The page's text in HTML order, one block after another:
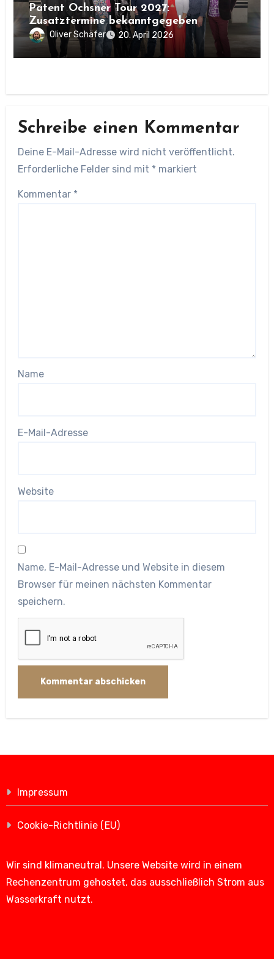
Patent Ochsner Tour 2027:
Zusatztermine bekanntgegeben
Oliver Schäfer 20. April 2026
Schreibe einen Kommentar
Deine E-Mail-Adresse wird nicht veröffentlicht.
Erforderliche Felder sind mit * markiert
Kommentar *
Name
E-Mail-Adresse
Website
Name, E-Mail-Adresse und Website in diesem
Browser für meinen nächsten Kommentar
speichern.
Impressum
Cookie-Richtlinie (EU)
Wir sind klimaneutral. Unsere Website wird in einem
Rechenzentrum gehostet, das ausschließlich Strom aus
Wasserkraft nutzt.